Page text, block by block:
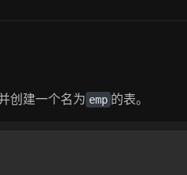
创建一个名为 emp 的表。